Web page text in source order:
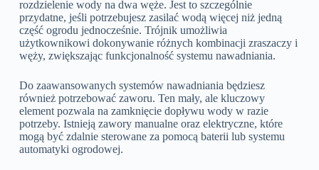
rozdzielenie wody na dwa węże. Jest to szczególnie
przydatne, jeśli potrzebujesz zasilać wodą więcej niż jedną
część ogrodu jednocześnie. Trójnik umożliwia
użytkownikowi dokonywanie różnych kombinacji zraszaczy i
węży, zwiększając funkcjonalność systemu nawadniania.
Do zaawansowanych systemów nawadniania będziesz
również potrzebować zaworu. Ten mały, ale kluczowy
element pozwala na zamknięcie dopływu wody w razie
potrzeby. Istnieją zawory manualne oraz elektryczne, które
mogą być zdalnie sterowane za pomocą baterii lub systemu
automatyki ogrodowej.